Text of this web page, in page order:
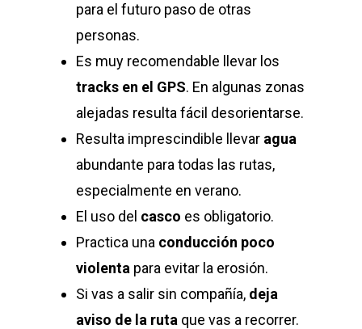
para el futuro paso de otras
personas.
Es muy recomendable llevar los
tracks en el GPS. En algunas zonas
alejadas resulta fácil desorientarse.
Resulta imprescindible llevar agua
abundante para todas las rutas,
especialmente en verano.
El uso del casco es obligatorio.
Practica una conducción poco
violenta para evitar la erosión.
Si vas a salir sin compañía, deja
aviso de la ruta que vas a recorrer.